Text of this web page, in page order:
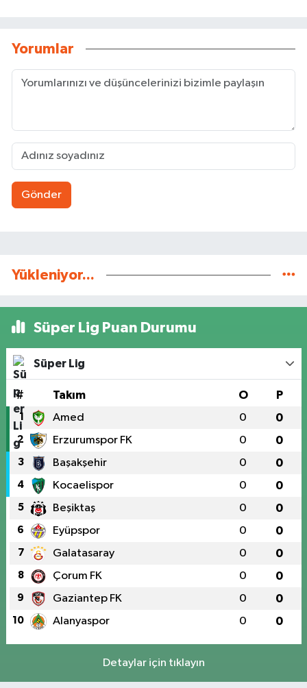
Yorumlar
Gönder
Yükleniyor...
Süper Lig Puan Durumu
Süper Lig
# Takım O P
1 Amed 0 0
2 Erzurumspor FK 0 0
3 Başakşehir 0 0
4 Kocaelispor 0 0
5 Beşiktaş 0 0
6 Eyüpspor 0 0
7 Galatasaray 0 0
8 Çorum FK 0 0
9 Gaziantep FK 0 0
10 Alanyaspor 0 0
Detaylar için tıklayın